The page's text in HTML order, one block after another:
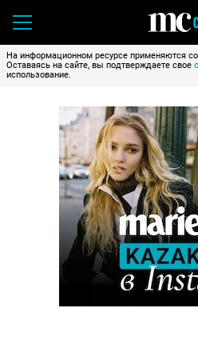
На информационном ресурсе применяются
Оставаясь на сайте, вы подтверждаете свое
использование.